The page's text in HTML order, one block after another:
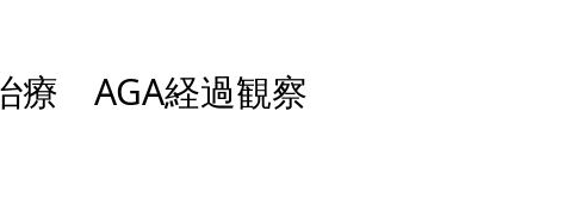
療 AGA経過観察